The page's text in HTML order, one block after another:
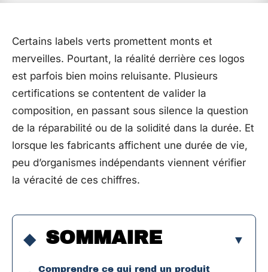
Certains labels verts promettent monts et
merveilles. Pourtant, la réalité derrière ces logos
est parfois bien moins reluisante. Plusieurs
certifications se contentent de valider la
composition, en passant sous silence la question
de la réparabilité ou de la solidité dans la durée. Et
lorsque les fabricants affichent une durée de vie,
peu d’organismes indépendants viennent vérifier
la véracité de ces chiffres.
SOMMAIRE
Comprendre ce qui rend un produit